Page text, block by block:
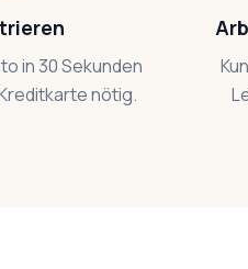
in 30 Sekunden
nötig.